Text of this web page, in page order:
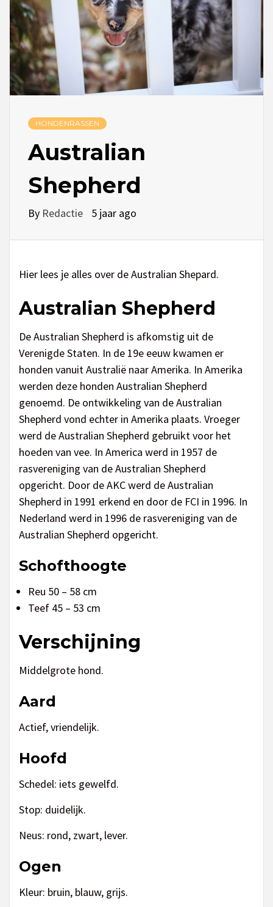
HONDENRASSEN
Australian
Shepherd
By Redactie 5 jaar ago
Hier lees je alles over de Australian Shepard.
Australian Shepherd
De Australian Shepherd is afkomstig uit de
Verenigde Staten. In de 19e eeuw kwamen er
honden vanuit Australië naar Amerika. In Amerika
werden deze honden Australian Shepherd
genoemd. De ontwikkeling van de Australian
Shepherd vond echter in Amerika plaats. Vroeger
werd de Australian Shepherd gebruikt voor het
hoeden van vee. In America werd in 1957 de
rasvereniging van de Australian Shepherd
opgericht. Door de AKC werd de Australian
Shepherd in 1991 erkend en door de FCI in 1996. In
Nederland werd in 1996 de rasvereniging van de
Australian Shepherd opgericht.
Schofthoogte
Reu 50 – 58 cm
Teef 45 – 53 cm
Verschijning
Middelgrote hond.
Aard
Actief, vriendelijk.
Hoofd
Schedel: iets gewelfd.
Stop: duidelijk.
Neus: rond, zwart, lever.
Ogen
Kleur: bruin, blauw, grijs.